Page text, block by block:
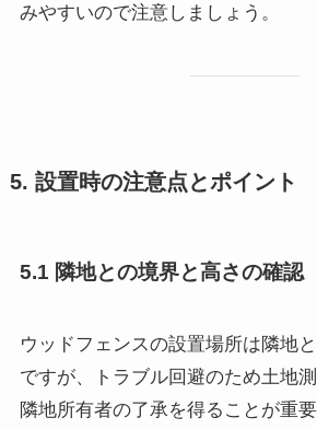
みやすいので注意しましょう。
5. 設置時の注意点とポイント
5.1 隣地との境界と高さの確認
ウッドフェンスの設置場所は隣地
ですが、トラブル回避のため土地
隣地所有者の了承を得ることが重